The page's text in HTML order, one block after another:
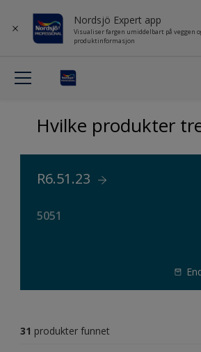
Nordsjö Expert app
Visualiser fargen umiddelbart på veggen
produktinformasjon
Hvilke produkter
R6.51.23
5051
31 produkter funnet